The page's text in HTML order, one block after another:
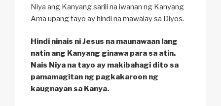
Niya ang Kanyang sarili na iwanan ng Kanyang
Ama upang tayo ay hindi na mawalay sa Diyos.
Hindi ninais ni Jesus na maunawaan lang
natin ang Kanyang ginawa para sa atin.
Nais Niya na tayo ay makibahagi dito sa
pamamagitan ng pagkakaroon ng
kaugnayan sa Kanya.